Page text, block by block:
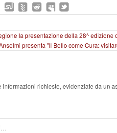
la presentazione della 28^ edizione
presenta "Il Bello come Cura:
informazioni richieste, evidenziate da un